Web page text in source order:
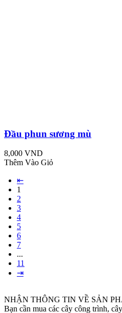
Đầu phun sương mù
8,000 VND
Thêm Vào Giỏ
⇤
1
2
3
4
5
6
7
...
11
⇥
NHẬN THÔNG TIN VỀ SẢN
Bạn cần mua các cây công trình,